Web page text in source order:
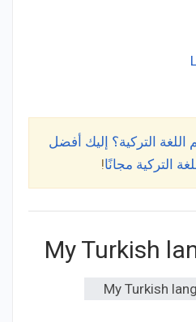
اللغة التركية؟ إليك أفضل
!